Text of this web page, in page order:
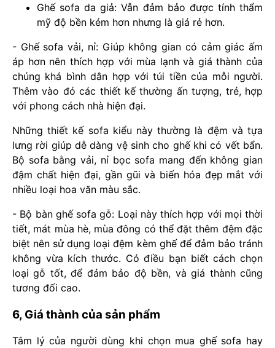
Ghế sofa da giả: Vẫn đảm bảo được tính thẩm
mỹ độ bền kém hơn nhưng là giá rẻ hơn.
- Ghế sofa vải, nỉ: Giúp không gian có cảm giác ấm
áp hơn nên thích hợp với mùa lạnh và giá thành của
chúng khá bình dân hợp với túi tiền của mỗi người.
Thêm vào đó các thiết kế thường ấn tượng, trẻ, hợp
với phong cách nhà hiện đại.
Những thiết kế sofa kiểu này thường là đệm và tựa
lưng rời giúp dễ dàng vệ sinh cho ghế khi có vết bẩn.
Bộ sofa bằng vải, nỉ bọc sofa mang đến không gian
đậm chất hiện đại, gần gũi và biến hóa đẹp mắt với
nhiều loại hoa văn màu sắc.
- Bộ bàn ghế sofa gỗ: Loại này thích hợp với mọi thời
tiết, mát mùa hè, mùa đông có thể đặt thêm đệm đặc
biệt nên sử dụng loại đệm kèm ghế để đảm bảo tránh
không vừa kích thước. Có điều bạn biết cách chọn
loại gỗ tốt, để đảm bảo độ bền, và giá thành cũng
tương đối cao.
6, Giá thành của sản phẩm
Tâm lý của người dùng khi chọn mua ghế sofa hay